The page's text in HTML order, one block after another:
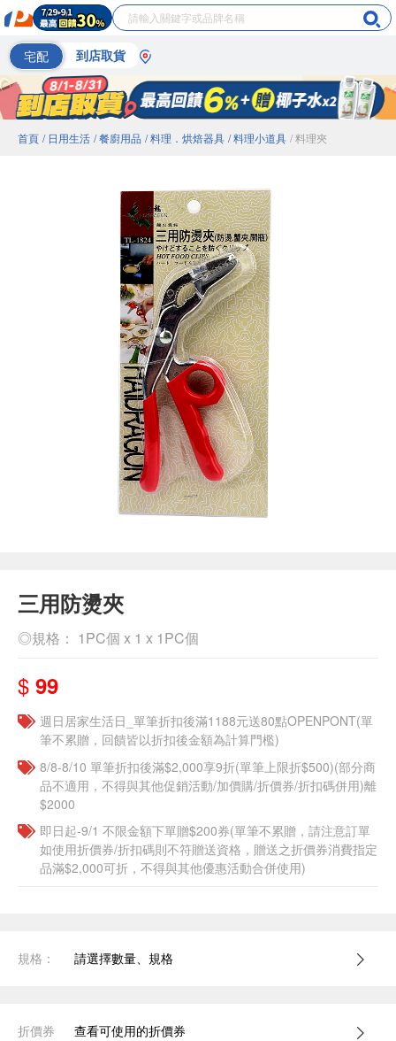
宅配 到店取貨
首頁 / 日用生活 / 餐廚用品 / 料理．烘焙器具 / 料理小道具 / 料理夾
三用防燙夾
◎規格： 1PC個 x 1 x 1PC個
$ 99
週日居家生活日_單筆折扣後滿1188元送80點OPENPONT(單
筆不累贈，回饋皆以折扣後金額為計算門檻)
8/8-8/10 單筆折扣後滿$2,000享9折(單筆上限折$500)(部分商
品不適用，不得與其他促銷活動/加價購/折價券/折扣碼併用)離
$2000
即日起-9/1 不限金額下單贈$200券(單筆不累贈，請注意訂單
如使用折價券/折扣碼則不符贈送資格，贈送之折價券消費指定
品滿$2,000可折，不得與其他優惠活動合併使用)
規格： 請選擇數量、規格
折價券 查看可使用的折價券